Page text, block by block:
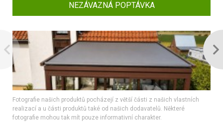
NEZÁVAZNÁ POPTÁVKA
Fotografie našich produktů pocházejí z větší části z našich vlastních
realizací a u části produktů také od našich dodavatelů. Některé
fotografie mohou tak mít pouze informativní charakter.